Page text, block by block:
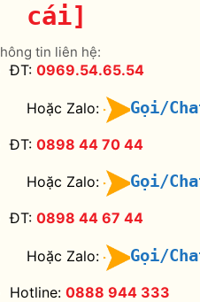
cái]
tin liên hệ:
ĐT: 0969.54.65.54
Hoặc Zalo: Gọi/
ĐT: 0898 44 70 44
Hoặc Zalo: Gọi/
ĐT: 0898 44 67 44
Hoặc Zalo: Gọi/
Hotline: 0888 944 333